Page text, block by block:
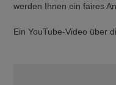
werden Ihnen ein faires
Ein YouTube-Video über